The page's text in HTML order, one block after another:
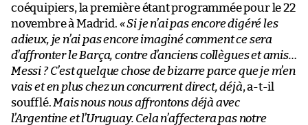
coéquipiers, la première étant programmée pour le 22
novembre à Madrid. « Si je n’ai pas encore digéré les
adieux, je n’ai pas encore imaginé comment ce sera
d’affronter le Barça, contre d’anciens collègues et amis…
Messi ? C’est quelque chose de bizarre parce que je m’en
vais et en plus chez un concurrent direct, déjà, a-t-il
soufflé. Mais nous nous affrontons déjà avec
l’Argentine et l’Uruguay. Cela n’affectera pas notre